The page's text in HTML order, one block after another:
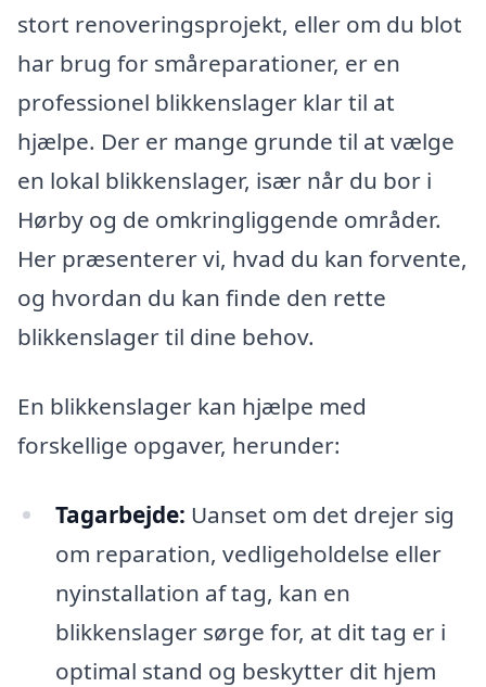
stort renoveringsprojekt, eller om du blot
har brug for småreparationer, er en
professionel blikkenslager klar til at
hjælpe. Der er mange grunde til at vælge
en lokal blikkenslager, især når du bor i
Hørby og de omkringliggende områder.
Her præsenterer vi, hvad du kan forvente,
og hvordan du kan finde den rette
blikkenslager til dine behov.
En blikkenslager kan hjælpe med
forskellige opgaver, herunder:
Tagarbejde: Uanset om det drejer sig
om reparation, vedligeholdelse eller
nyinstallation af tag, kan en
blikkenslager sørge for, at dit tag er i
optimal stand og beskytter dit hjem